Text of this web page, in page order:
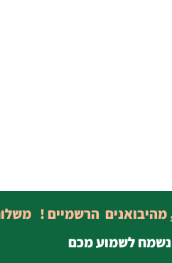
נשמח לשמוע מכם
מהיבואנים הרשמיים !